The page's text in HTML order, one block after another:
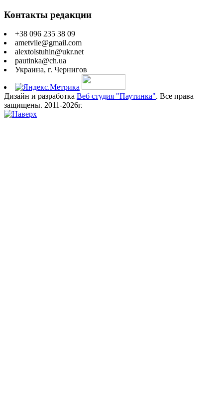
Контакты редакции
+38 096 235 38 09
ametvile@gmail.com
alextolstuhin@ukr.net
pautinka@ch.ua
Украина, г. Чернигов
Дизайн и разработка Веб студия "Паутинка". Все права
защищены. 2011-2026г.